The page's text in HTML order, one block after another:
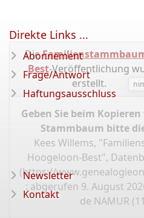
Die
Best-Veröffentlichung
erstellt.
Geben Sie beim
Stammbaum bitte
Kees Willems,
Hoogeloon-Best",
(https://
: abgerufen 9. August
de NAMUR
Direkte Links ...
Abonnement
Frage/Antwort
Haftungsausschluss
Newsletter
Kontakt